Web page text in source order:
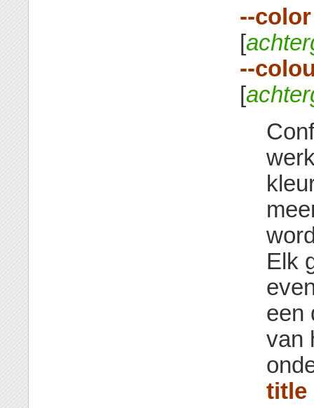
--color
[
--
[
Elk
een
van
title